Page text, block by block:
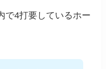
で4打要しているホー